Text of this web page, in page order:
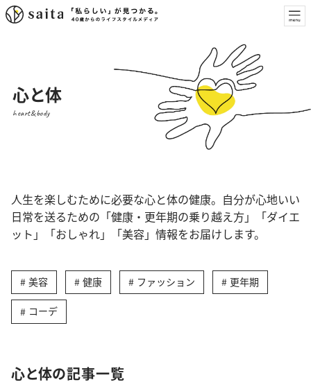
心と体
heart&body
人生を楽しむために必要な心と体の健康。自分が心地いい
日常を送るための「健康・更年期の乗り越え方」「ダイエ
ット」「おしゃれ」「美容」情報をお届けします。
美容 健康 ファッション 更年期
コーデ
心と体の記事一覧